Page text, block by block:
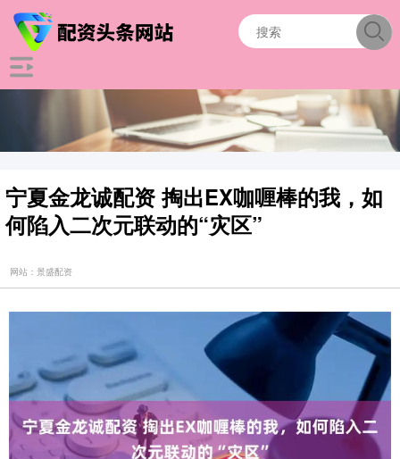
宁夏金龙诚配资 掏出EX咖喱棒的我，如
何陷入二次元联动的“灾区”
网站：景盛配资